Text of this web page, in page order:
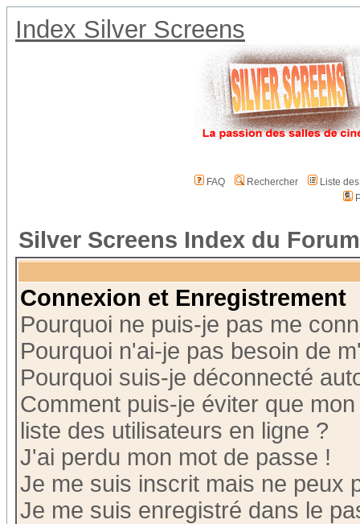
Index Silver Screens
FAQ Rechercher
Liste
Silver Screens Index du Forum
Connexion et Enregistrement
Pourquoi ne puis-je pas me
Pourquoi n'ai-je pas besoin de
Pourquoi suis-je déconnecté
Comment puis-je éviter que
liste des utilisateurs en ligne ?
J'ai perdu mon mot de passe !
Je me suis inscrit mais ne peux
Je me suis enregistré dans le